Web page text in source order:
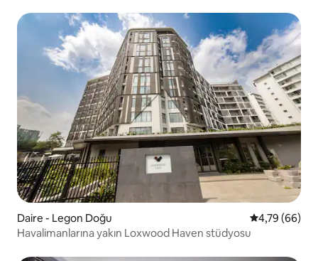
Daire - Legon Doğu 5 üzerinden
4,79 (66)
Havalimanlarına yakın Loxwood Haven stüdyosu